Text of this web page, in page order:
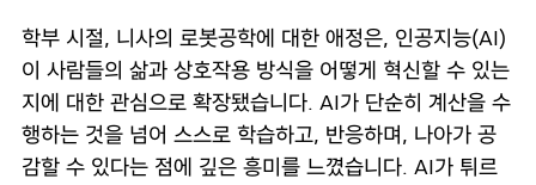
학부 시절, 니사의 로봇공학에 대한 애정은, 인공지능(AI)
이 사람들의 삶과 상호작용 방식을 어떻게 혁신할 수 있는
지에 대한 관심으로 확장됐습니다. AI가 단순히 계산을 수
행하는 것을 넘어 스스로 학습하고, 반응하며, 나아가 공
감할 수 있다는 점에 깊은 흥미를 느꼈습니다. AI가 튀르